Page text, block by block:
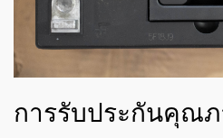
การรับประกันคุณ